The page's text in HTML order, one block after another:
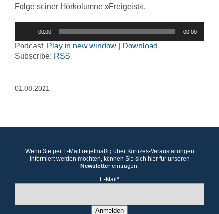
Folge seiner Hörkolumne »Freigeist«.
00:00 00:00
Podcast: Play in new window
Download
Subscribe: RSS
01.08.2021
Wenn Sie per E-Mail regelmäßig über Kortizes-Veranstaltungen
informiert werden möchten, können Sie sich hier für unseren
Newsletter eintragen.
E-Mail*
Anmelden